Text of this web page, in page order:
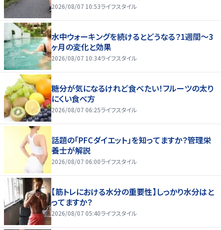
2026/08/07 10:53ライフスタイル
水中ウォーキングを続けるとどうなる？1週間～3
ヶ月の変化と効果
2026/08/07 10:34ライフスタイル
糖分が気になるけれど食べたい！フルーツの太り
にくい食べ方
2026/08/07 06:25ライフスタイル
話題の「PFCダイエット」を知ってますか？管理栄
養士が解説
2026/08/07 06:00ライフスタイル
【筋トレにおける水分の重要性】しっかり水分はと
ってますか？
2026/08/07 05:40ライフスタイル